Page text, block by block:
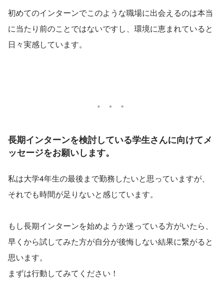
初めてのインターンでこのような職場に出会えるのは本当
に当たり前のことではないですし、環境に恵まれていると
日々実感しています。
長期インターンを検討している学生さんに向けてメ
ッセージをお願いします。
私は大学4年生の最後まで勤務したいと思っていますが、
それでも時間が足りないと感じています。
もし長期インターンを始めようか迷っている方がいたら、
早くから試してみた方が自分が後悔しない結果に繋がると
思います。
まずは行動してみてください！